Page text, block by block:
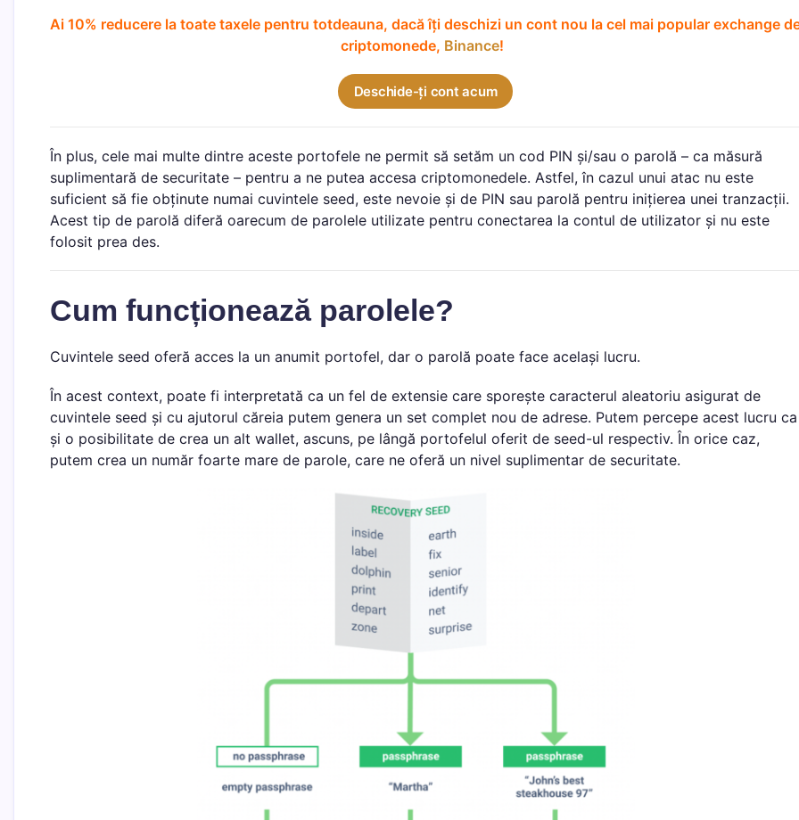
Ai 10% reducere la toate taxele pentru totdeauna, dacă îți deschizi un cont nou la cel mai popular exchange
criptomonede, Binance!
Deschide-ți cont acum
În plus, cele mai multe dintre aceste portofele ne permit să setăm un cod PIN și/sau o parolă – ca măsură
suplimentară de securitate – pentru a ne putea accesa criptomonedele. Astfel, în cazul unui atac nu este
suficient să fie obținute numai cuvintele seed, este nevoie și de PIN sau parolă pentru inițierea unei tranzacții.
Acest tip de parolă diferă oarecum de parolele utilizate pentru conectarea la contul de utilizator și nu este
folosit prea des.
Cum funcționează parolele?
Cuvintele seed oferă acces la un anumit portofel, dar o parolă poate face același lucru.
În acest context, poate fi interpretată ca un fel de extensie care sporește caracterul aleatoriu asigurat de
cuvintele seed și cu ajutorul căreia putem genera un set complet nou de adrese. Putem percepe acest lucru ca
și o posibilitate de crea un alt wallet, ascuns, pe lângă portofelul oferit de seed-ul respectiv. În orice caz,
putem crea un număr foarte mare de parole, care ne oferă un nivel suplimentar de securitate.